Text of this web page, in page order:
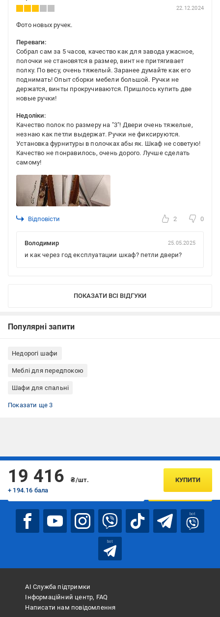
22.12.2024
Фото новых ручек.
Переваги:
Собрал сам за 5 часов, качество как для завода ужасное,
полочки не становятся в размер, винт не притягивает
полку. По весу, очень тяжелый. Заранее думайте как его
поднимать! Опыт сборки мебели большой. Ручки не
держатся, винты прокручиваются. Пришлось купить две
новые ручки!
Недоліки:
Качество полок по размеру на "3"! Двери очень тяжелые,
незнаю как петли выдержат. Ручки не фиксируются.
Установка фурнитуры в полочках абы як. Шкаф не советую!
Качество не понравилось, очень дорого. Лучше сделать
самому!
Відповісти 2 0
Володимир 25.05.2025
и как через год експлуатации шкаф? петли двери?
ПОКАЗАТИ ВСІ ВІДГУКИ
Популярні запити
Недорогі шафи
Меблі для передпокою
Шафи для спальні
Показати ще 3
19 416
₴/шт.
+ 194.16 бала
КУПИТИ
Підписуйтесь, щоб дізнаватись першим про акції та пропозиції
ПІДПИСАТИСЯ
bot
bot
АІ Служба підтримки
Інформаційний центр, FAQ
Написати нам повідомлення